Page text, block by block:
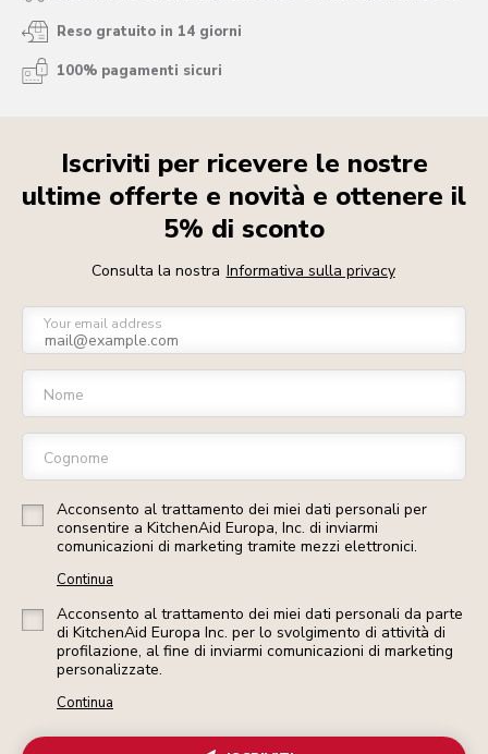
Reso gratuito in 14 giorni
100% pagamenti sicuri
Iscriviti per ricevere le nostre
ultime offerte e novità e ottenere il
5% di sconto
Consulta la nostra Informativa sulla privacy
Your email address
Nome
Cognome
Acconsento al trattamento dei miei dati personali per
consentire a KitchenAid Europa, Inc. di inviarmi
comunicazioni di marketing tramite mezzi elettronici.
Continua
Acconsento al trattamento dei miei dati personali da parte
di KitchenAid Europa Inc. per lo svolgimento di attività di
profilazione, al fine di inviarmi comunicazioni di marketing
personalizzate.
Continua